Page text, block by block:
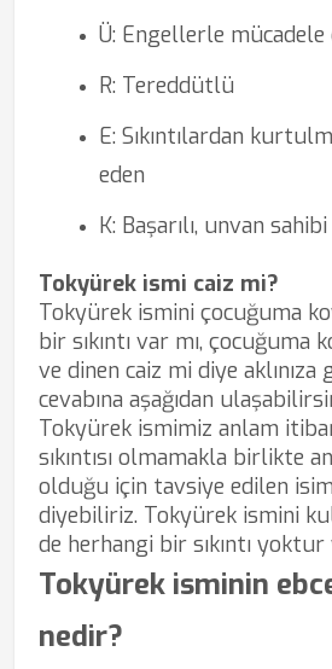
Ü: Engellerle mücadele
R: Tereddütlü
E: Sıkıntılardan
eden
K: Başarılı, unvan sahibi
Tokyürek ismi caiz mi?
Tokyürek ismini çocuğuma
bir sıkıntı var mı, çocuğuma
ve dinen caiz mi diye aklınıza
cevabına aşağıdan
Tokyürek ismimiz anlam
sıkıntısı olmamakla birlikte
olduğu için tavsiye edilen
diyebiliriz. Tokyürek ismini
de herhangi bir sıkıntı yoktur
Tokyürek isminin
nedir?